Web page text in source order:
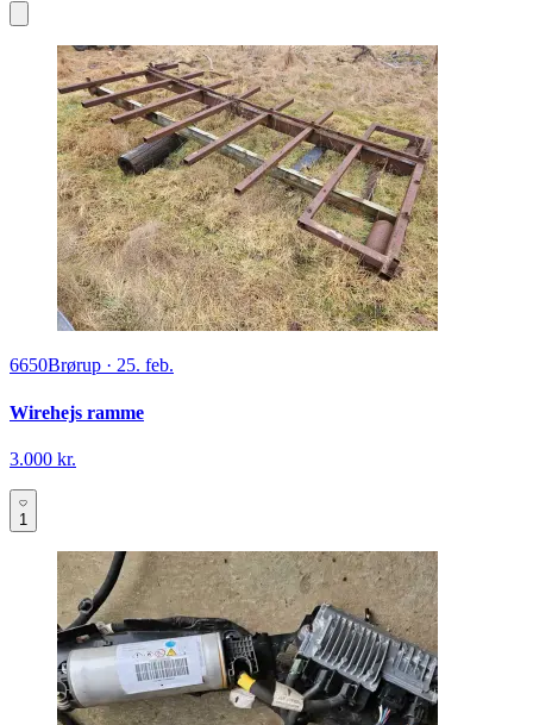
6650Brørup · 25. feb.
Wirehejs ramme
3.000 kr.
1